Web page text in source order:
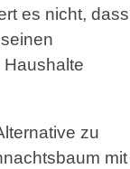
es nicht, dass
zu
mit